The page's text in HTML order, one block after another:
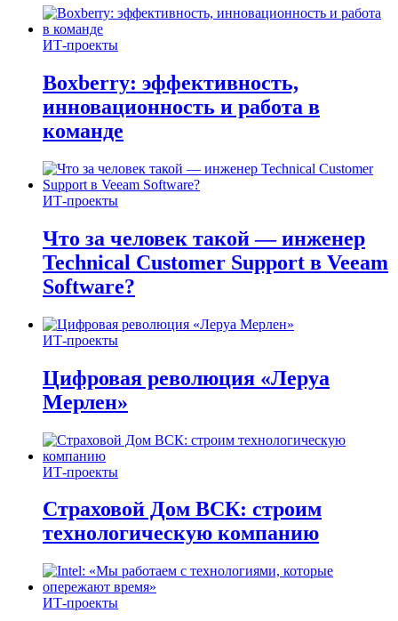
ИТ-проекты
Boxberry: эффективность,
инновационность и работа в
команде
ИТ-проекты
Что за человек такой — инженер
Technical Customer Support в Veeam
Software?
ИТ-проекты
Цифровая революция «Леруа
Мерлен»
ИТ-проекты
Страховой Дом ВСК: строим
технологическую компанию
ИТ-проекты